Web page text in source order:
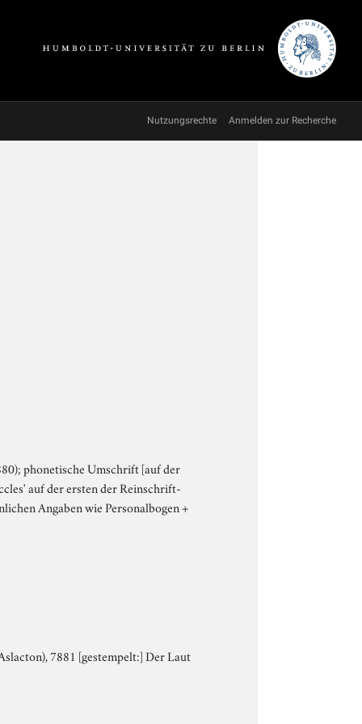
Nutzungsrechte Anmelden zur Recherche
phonetische Umschrift [auf der
auf der ersten der Reinschrift-
Angaben wie Personalbogen +
7881 [gestempelt:] Der Laut